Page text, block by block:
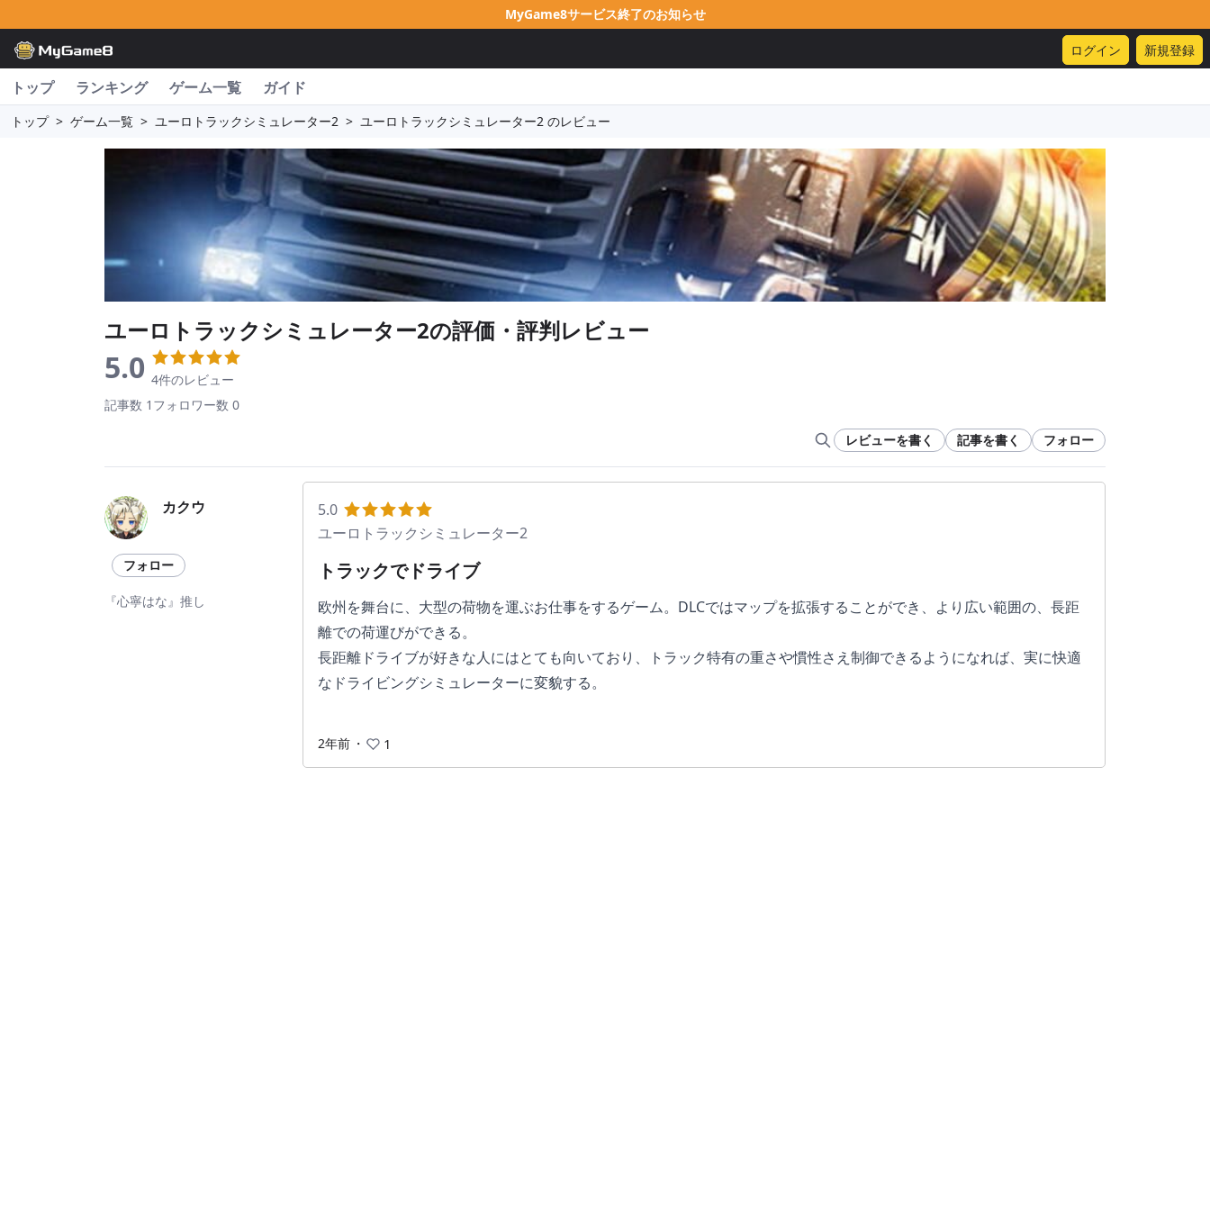
MyGame8サービス終了のお知らせ
ログイン 新規登録
トップ ランキング ゲーム一覧 ガイド
トップ > ゲーム一覧 > ユーロトラックシミュレーター2 > ユーロトラックシミュレーター2 のレビュー
ユーロトラックシミュレーター2の評価・評判レビュー
5.0 4件のレビュー
記事数 1 フォロワー数 0
レビューを書く 記事を書く フォロー
5.0
ユーロトラックシミュレーター2
トラックでドライブ
欧州を舞台に、大型の荷物を運ぶお仕事をするゲーム。DLCではマップを拡張することができ、より広い範囲の、長距
離での荷運びができる。
長距離ドライブが好きな人にはとても向いており、トラック特有の重さや慣性さえ制御できるようになれば、実に快適
なドライビングシミュレーターに変貌する。
2年前 ・ 1
カクウ
フォロー
『心寧はな』推し